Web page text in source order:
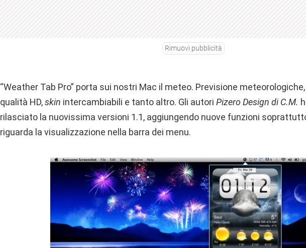
Rimuovi pubblicità
“Weather Tab Pro” porta sui nostri Mac il meteo. Previsione
qualità HD,skin intercambiabili e tanto altro. Gli autori Pizero Design di C.M.
rilasciato la nuovissima versioni 1.1, aggiungendo nuove funzioni
riguarda la visualizzazione nella barra dei menu.